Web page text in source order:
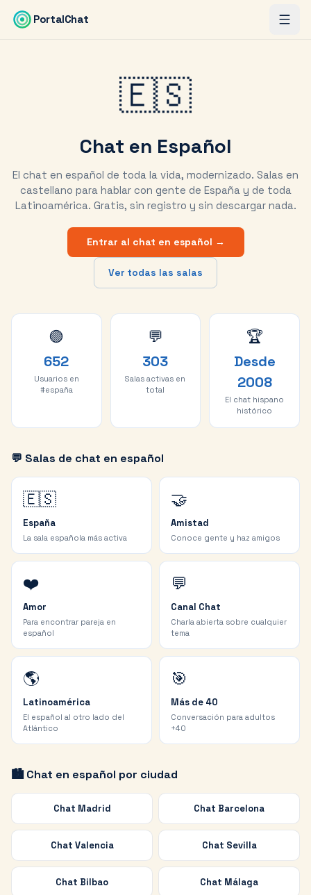
Saltar al contenido principal
PortalChat
🇪🇸
Chat en Español
El chat en español de toda la vida, modernizado. Salas en
castellano para hablar con gente de España y de toda
Latinoamérica. Gratis, sin registro y sin descargar nada.
Entrar al chat en español →
Ver todas las salas
🟢
652
Usuarios en
#españa
💬
303
Salas activas en
total
🏆
Desde
2008
El chat hispano
histórico
💬 Salas de chat en español
🇪🇸
España
La sala española más activa
🤝
Amistad
Conoce gente y haz amigos
❤️
Amor
Para encontrar pareja en
español
💬
Canal Chat
Charla abierta sobre cualquier
tema
🌎
Latinoamérica
El español al otro lado del
Atlántico
🎯
Más de 40
Conversación para adultos
+40
🏙️ Chat en español por ciudad
Chat Madrid Chat Barcelona
Chat Valencia Chat Sevilla
Chat Bilbao Chat Málaga